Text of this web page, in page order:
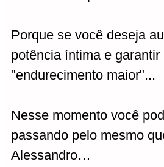
Porque se você deseja
potência íntima e garantir
"endurecimento maior"...
Nesse momento você
passando pelo mesmo
Alessandro…